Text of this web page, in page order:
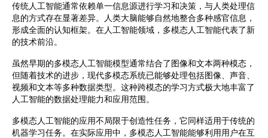
传统人工智能通常依赖单一信息源进行学习和决策，与人类处理信
息的方式存在显著差异。人类大脑能够自然地整合多种感官信息，
形成全面的认知框架。在人工智能领域，多模态人工智能代表了新
的技术前沿。
虽然早期的多模态人工智能模型通常结合了图像和文本两种模态，
但随着技术的进步，现代多模态系统已能够处理包括图像、声音、
视频和文本等多种数据类型。这种跨模态的学习方式极大地丰富了
人工智能的数据处理能力和应用范围。
多模态人工智能的应用不局限于创造性任务，它同样适用于传统的
机器学习任务。在实际应用中，多模态人工智能能够利用用户在互